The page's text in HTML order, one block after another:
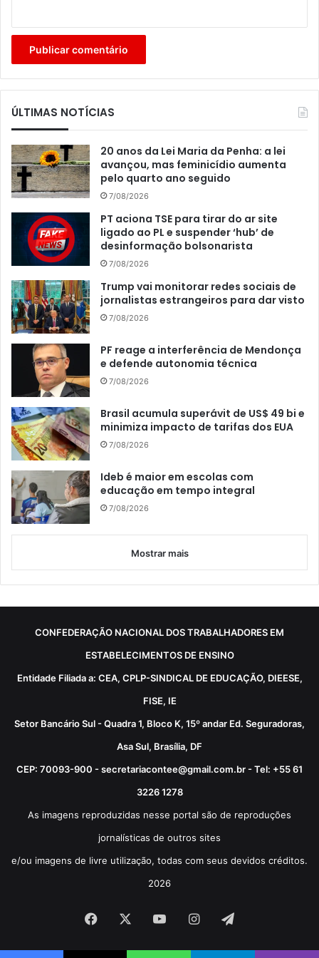
ÚLTIMAS NOTÍCIAS
20 anos da Lei Maria da Penha: a lei
avançou, mas feminicídio aumenta
pelo quarto ano seguido
7/08/2026
PT aciona TSE para tirar do ar site
ligado ao PL e suspender ‘hub’ de
desinformação bolsonarista
7/08/2026
Trump vai monitorar redes sociais de
jornalistas estrangeiros para dar visto
7/08/2026
PF reage a interferência de Mendonça
e defende autonomia técnica
7/08/2026
Brasil acumula superávit de US$ 49 bi e
minimiza impacto de tarifas dos EUA
7/08/2026
Ideb é maior em escolas com
educação em tempo integral
7/08/2026
Mostrar mais
CONFEDERAÇÃO NACIONAL DOS TRABALHADORES EM
ESTABELECIMENTOS DE ENSINO
Entidade Filiada a: CEA, CPLP-SINDICAL DE EDUCAÇÃO, DIEESE,
FISE, IE
Setor Bancário Sul - Quadra 1, Bloco K, 15º andar Ed. Seguradoras,
Asa Sul, Brasília, DF
CEP: 70093-900 - secretariacontee@gmail.com.br - Tel: +55 61
3226 1278
As imagens reproduzidas nesse portal são de reproduções
jornalísticas de outros sites
e/ou imagens de livre utilização, todas com seus devidos créditos.
2026
Facebook YouTubeInstagram